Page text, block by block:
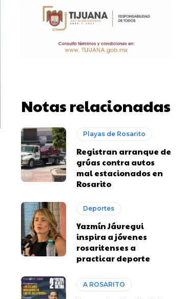
Notas relacionadas
Playas de Rosarito
Registran arranque de
grúas contra autos
mal estacionados en
Rosarito
Deportes
Yazmín Jáuregui
inspira a jóvenes
rosaritenses a
practicar deporte
A ROSARITO